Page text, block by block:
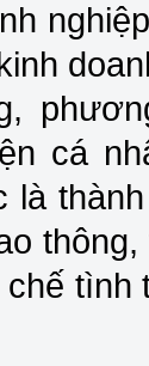
cá
là
chế